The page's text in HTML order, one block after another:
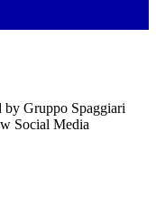
by Gruppo Spaggiari
Social Media